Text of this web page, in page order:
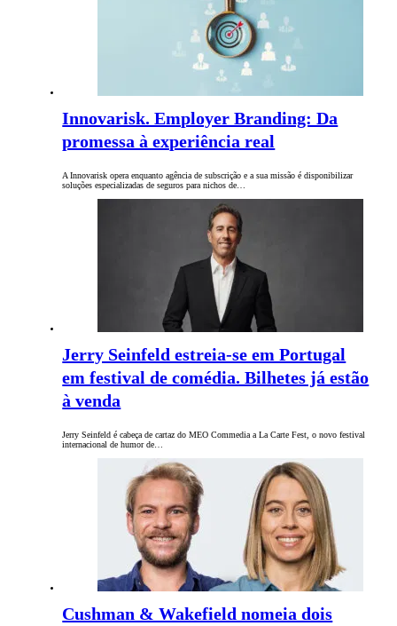
Innovarisk. Employer Branding: Da
promessa à experiência real
A Innovarisk opera enquanto agência de subscrição e a sua missão é disponibilizar
soluções especializadas de seguros para nichos de…
Jerry Seinfeld estreia-se em Portugal
em festival de comédia. Bilhetes já estão
à venda
Jerry Seinfeld é cabeça de cartaz do MEO Commedia a La Carte Fest, o novo festival
internacional de humor de…
Cushman & Wakefield nomeia dois